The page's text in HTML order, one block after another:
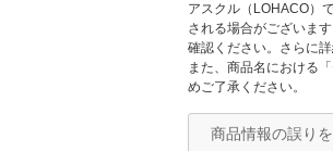
アスクル（LOHACO）
される場合がございま
確認ください。さらに
また、商品名における
めご了承ください。
商品情報の誤り